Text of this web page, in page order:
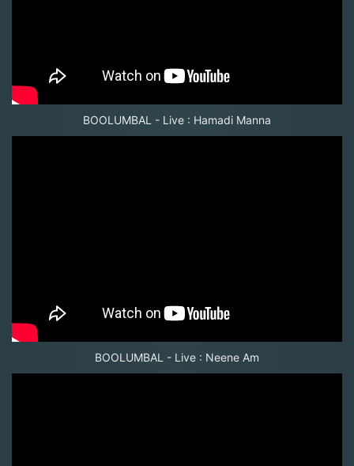
BOOLUMBAL - Live : Hamadi Manna
BOOLUMBAL - Live : Neene Am